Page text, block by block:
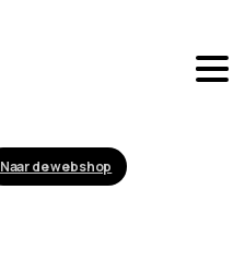
Naar de webshop